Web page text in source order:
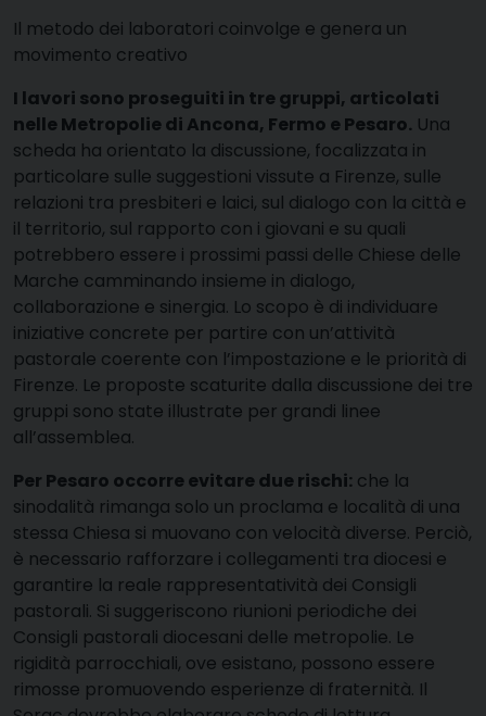
Il metodo dei laboratori coinvolge e genera un
movimento creativo
I lavori sono proseguiti in tre gruppi, articolati
nelle Metropolie di Ancona, Fermo e Pesaro. Una
scheda ha orientato la discussione, focalizzata in
particolare sulle suggestioni vissute a Firenze, sulle
relazioni tra presbiteri e laici, sul dialogo con la città e
il territorio, sul rapporto con i giovani e su quali
potrebbero essere i prossimi passi delle Chiese delle
Marche camminando insieme in dialogo,
collaborazione e sinergia. Lo scopo è di individuare
iniziative concrete per partire con un’attività
pastorale coerente con l’impostazione e le priorità di
Firenze. Le proposte scaturite dalla discussione dei tre
gruppi sono state illustrate per grandi linee
all’assemblea.
Per Pesaro occorre evitare due rischi: che la
sinodalità rimanga solo un proclama e località di una
stessa Chiesa si muovano con velocità diverse. Perciò,
è necessario rafforzare i collegamenti tra diocesi e
garantire la reale rappresentatività dei Consigli
pastorali. Si suggeriscono riunioni periodiche dei
Consigli pastorali diocesani delle metropolie. Le
rigidità parrocchiali, ove esistano, possono essere
rimosse promuovendo esperienze di fraternità. Il